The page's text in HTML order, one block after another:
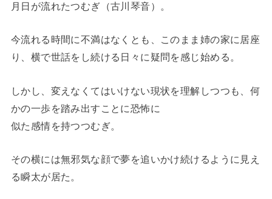
月日が流れたつむぎ（古川琴音）。
今流れる時間に不満はなくとも、このまま姉の家に居座
り、横で世話をし続ける日々に疑問を感じ始める。
しかし、変えなくてはいけない現状を理解しつつも、何
かの一歩を踏み出すことに恐怖に
似た感情を持つつむぎ。
その横には無邪気な顔で夢を追いかけ続けるように見え
る瞬太が居た。